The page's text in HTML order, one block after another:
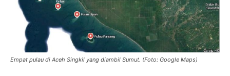
Empat pulau di Aceh Singkil yang diambil Sumut. (Foto: Google Maps)